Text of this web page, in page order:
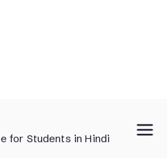
for Students in Hindi